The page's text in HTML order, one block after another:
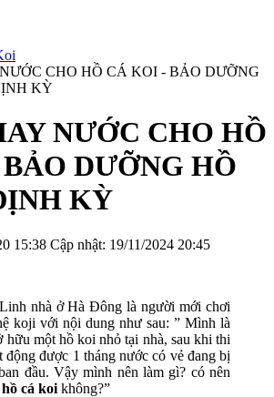
CHO HỒ CÁ KOI - BẢO DƯỠNG
KỲ
NƯỚC CHO HỒ
DƯỠNG HỒ
KỲ
15:38 Cập nhật: 19/11/2024 20:45
nhà ở Hà Đông là người mới chơi
koji với nội dung như sau: ” Mình là
hữu một hồ koi nhỏ tại nhà, sau khi thi
động được 1 tháng nước có vẻ đang bị
đầu. Vậy mình nên làm gì? có nên
cá koi không?”